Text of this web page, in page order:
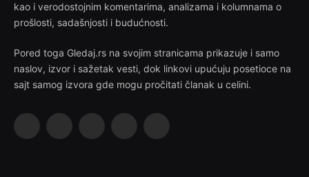
kao i verodostojnim komentarima, analizama i kolumnama o
prošlosti, sadašnjosti i budućnosti.
Pored toga Gledaj.rs na svojim stranicama prikazuje i samo
naslov, izvor i sažetak vesti, dok linkovi upućuju posetioce na
sajt samog izvora gde mogu pročitati članak u celini.
Facebook InstagramPinterest YouTube